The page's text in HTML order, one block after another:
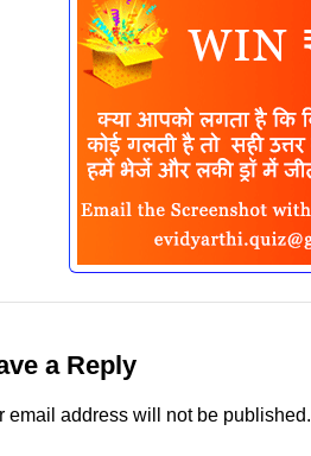
a Reply
email address will not be published.